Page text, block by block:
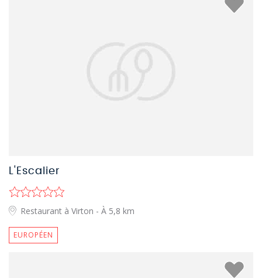
L'Escalier
Restaurant à Virton - À 5,8 km
EUROPÉEN